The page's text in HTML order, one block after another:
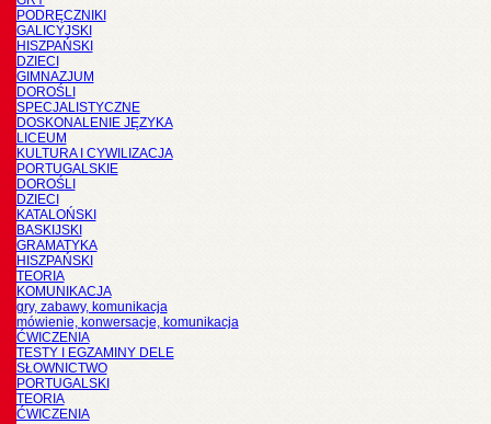
PODRĘCZNIKI
GALICYJSKI
HISZPAŃSKI
DZIECI
GIMNAZJUM
DOROŚLI
SPECJALISTYCZNE
DOSKONALENIE JĘZYKA
LICEUM
KULTURA I CYWILIZACJA
PORTUGALSKIE
DOROŚLI
DZIECI
KATALOŃSKI
BASKIJSKI
GRAMATYKA
HISZPAŃSKI
TEORIA
KOMUNIKACJA
gry, zabawy, komunikacja
mówienie, konwersacje, komunikacja
ĆWICZENIA
TESTY I EGZAMINY DELE
SŁOWNICTWO
PORTUGALSKI
TEORIA
ĆWICZENIA